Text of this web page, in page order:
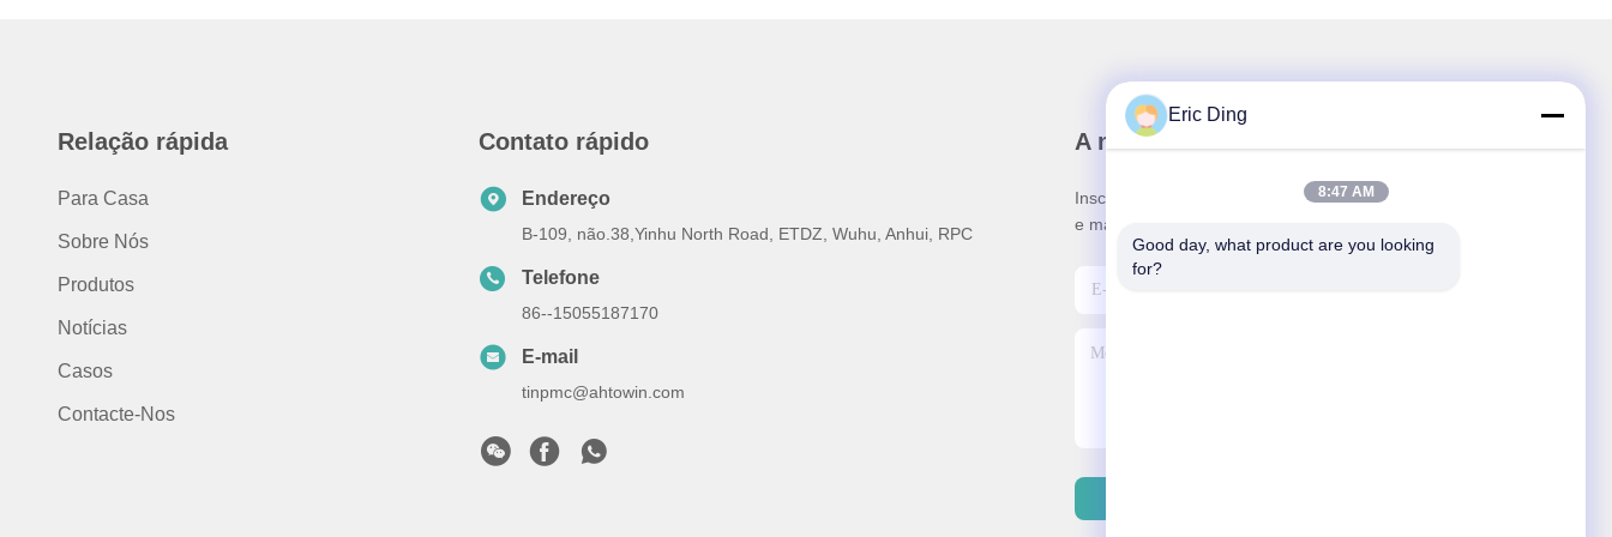
Relação rápida
Para Casa
Sobre Nós
Produtos
Notícias
Casos
Contacte-Nos
Contato rápido
Endereço
B-109, não.38,Yinhu North Road, ETDZ, Wuhu, Anhui, RPC
Telefone
86--15055187170
E-mail
tinpmc@ahtowin.com
A nossa newsletter
Inscreva-se no nosso boletim informativo para obter descontos
e mais.
Eric Ding
8:47 AM
Good day, what product are you looking
for?